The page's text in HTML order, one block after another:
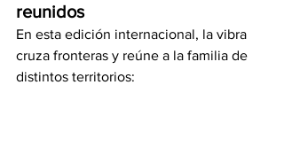
reunidos
En esta edición internacional, la vibra
cruza fronteras y reúne a la familia de
distintos territorios: